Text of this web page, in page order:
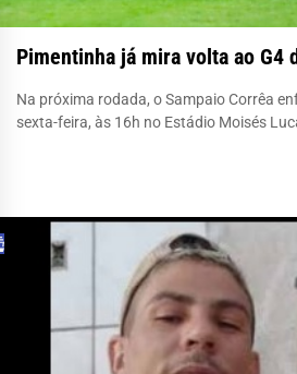
Pimentinha já mira volta ao G4
Na próxima rodada, o Sampaio Corrêa
sexta-feira, às 16h no Estádio Moisés